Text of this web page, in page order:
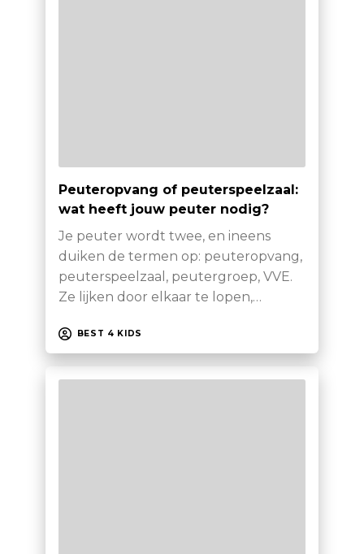
Peuteropvang of peuterspeelzaal:
wat heeft jouw peuter nodig?
Je peuter wordt twee, en ineens
duiken de termen op: peuteropvang,
peuterspeelzaal, peutergroep, VVE.
Ze lijken door elkaar te lopen,…
BEST 4 KIDS